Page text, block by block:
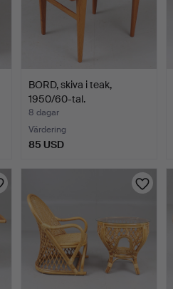
BORD, skiva i teak,
1950/60-tal.
8 dagar
Värdering
85 USD